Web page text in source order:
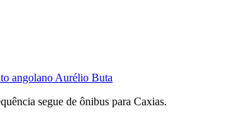
angolano Aurélio Buta
segue de ônibus para Caxias.